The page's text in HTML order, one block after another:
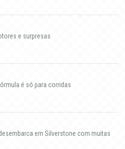
e surpresas
é só para corridas
em Silverstone com muitas